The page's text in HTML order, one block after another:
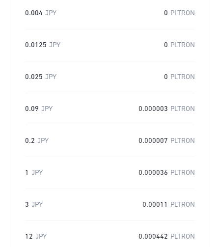
0.004 JPY 0 PLTRON
0.0125 JPY 0 PLTRON
0.025 JPY 0 PLTRON
0.09 JPY 0.000003 PLTRON
0.2 JPY 0.000007 PLTRON
1 JPY 0.000036 PLTRON
3 JPY 0.00011 PLTRON
12 JPY 0.000442 PLTRON